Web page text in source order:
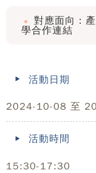
對應面向：產
學合作連結
活動日期
2024-10-08 至
活動時間
15:30-17:30